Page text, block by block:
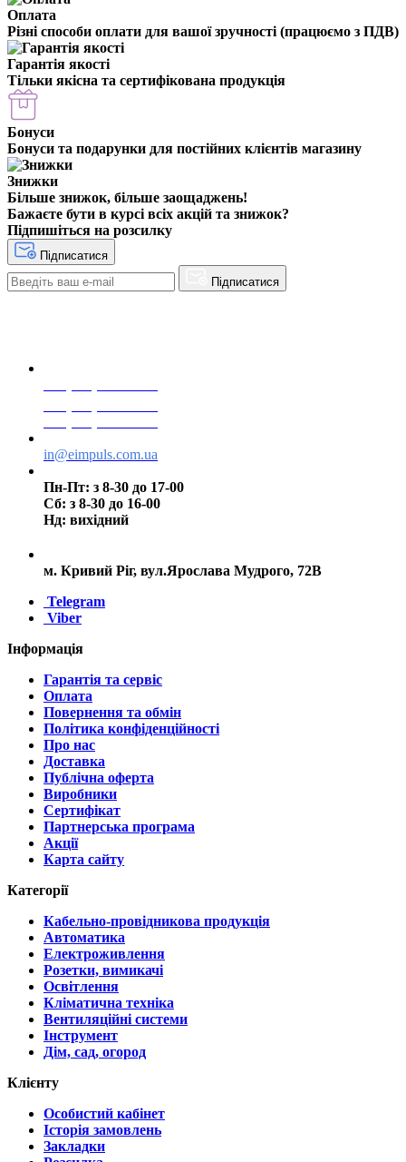
Оплата
Різні способи оплати для вашої зручності (працюємо з ПДВ)
Гарантія якості
Тільки якісна та сертифікована продукція
Бонуси
Бонуси та подарунки для постійних клієнтів магазину
Знижки
Більше знижок, більше заощаджень!
Бажаєте бути в курсі всіх акцій та знижок?
Підпишіться на розсилку
Підписатися
Підписатися
in@eimpuls.com.ua
Пн-Пт: з 8-30 до 17-00
Сб: з 8-30 до 16-00
Нд: вихідний
м. Кривий Ріг, вул.Ярослава Мудрого, 72В
Telegram
Viber
Інформація
Гарантія та сервіс
Оплата
Повернення та обмін
Політика конфіденційності
Про нас
Доставка
Публічна оферта
Виробники
Сертифікат
Партнерська програма
Акції
Карта сайту
Категорії
Кабельно-провідникова продукція
Автоматика
Електроживлення
Розетки, вимикачі
Освітлення
Кліматична техніка
Вентиляційні системи
Інструмент
Дім, сад, огород
Клієнту
Особистий кабінет
Історія замовлень
Закладки